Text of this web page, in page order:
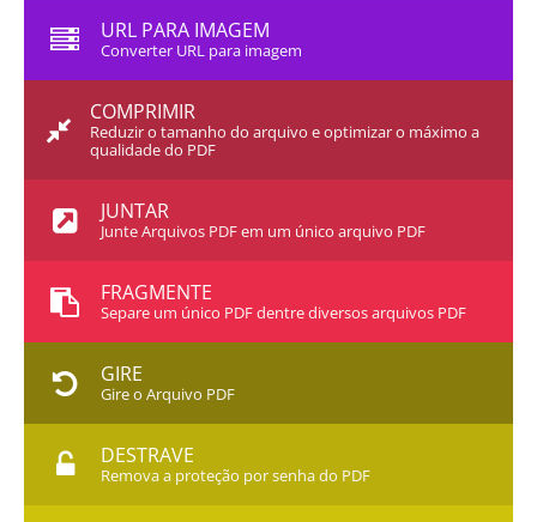
URL PARA IMAGEM
Converter URL para imagem
COMPRIMIR
Reduzir o tamanho do arquivo e optimizar o máximo a
qualidade do PDF
JUNTAR
Junte Arquivos PDF em um único arquivo PDF
FRAGMENTE
Separe um único PDF dentre diversos arquivos PDF
GIRE
Gire o Arquivo PDF
DESTRAVE
Remova a proteção por senha do PDF